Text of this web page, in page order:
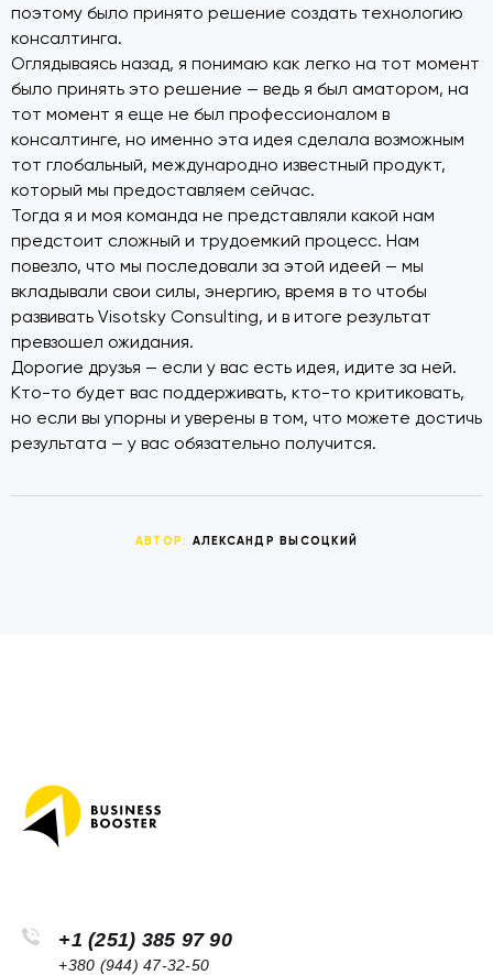
поэтому было принято решение создать технологию
консалтинга.
Оглядываясь назад, я понимаю как легко на тот момент
было принять это решение — ведь я был аматором, на
тот момент я еще не был профессионалом в
консалтинге, но именно эта идея сделала возможным
тот глобальный, международно известный продукт,
который мы предоставляем сейчас.
Тогда я и моя команда не представляли какой нам
предстоит сложный и трудоемкий процесс. Нам
повезло, что мы последовали за этой идеей — мы
вкладывали свои силы, энергию, время в то чтобы
развивать Visotsky Consulting, и в итоге результат
превзошел ожидания.
Дорогие друзья — если у вас есть идея, идите за ней.
Кто-то будет вас поддерживать, кто-то критиковать,
но если вы упорны и уверены в том, что можете достичь
результата — у вас обязательно получится.
АВТОР: АЛЕКСАНДР ВЫСОЦКИЙ
+1 (251) 385 97 90
+380 (944) 47-32-50